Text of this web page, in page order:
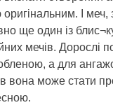
І меч,
ще один із
мечів. Дорослі
а для
вона може стати